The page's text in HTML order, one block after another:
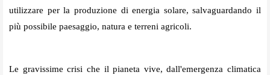
utilizzare per la produzione di energia solare, salvaguardando il
più possibile paesaggio, natura e terreni agricoli.
Le gravissime crisi che il pianeta vive, dall'emergenza climatica